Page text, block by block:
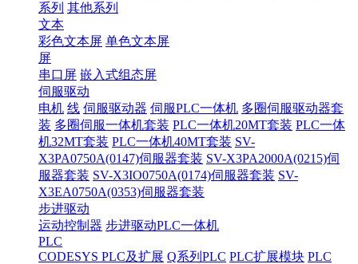
系列 其他系列
文本
彩色文本屏 单色文本屏
屏
串口屏 嵌入式组态屏
伺服驱动
电机 线 伺服驱动器 伺服PLC一体机 多圈伺服驱动器套
装 多圈伺服一体机套装 PLC一体机20MT套装 PLC一体
机32MT套装 PLC一体机40MT套装 SV-
X3PA0750A(0147)伺服器套装 SV-X3PA2000A(0215)伺
服器套装 SV-X3IO0750A(0174)伺服器套装 SV-
X3EA0750A(0353)伺服器套装
步进驱动
运动控制器 步进驱动PLC一体机
PLC
CODESYS PLC及扩展 Q系列PLC PLC扩展模块 PLC